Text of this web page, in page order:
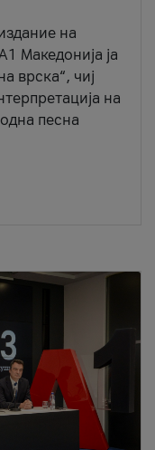
на
Македонија ја
врска“, чиј
на
песна